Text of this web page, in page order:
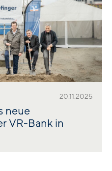
20.11.2025
neue
VR-Bank in